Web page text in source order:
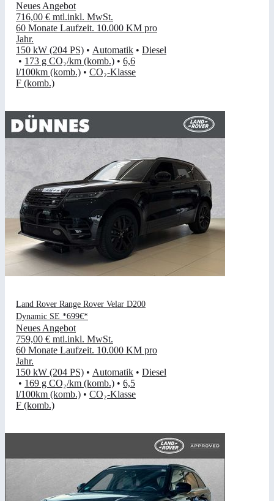
Neues Angebot
716,00 € mtl.inkl. MwSt.
60 Monate Laufzeit. 10.000 KM pro
Jahr.
150 kW (204 PS) • Automatik • Diesel
• 173 g CO₂/km (komb.) • 6,6
l/100km (komb.) • CO₂-Klasse
F (komb.)
Land Rover Range Rover Velar D200
Dynamic SE *699€*
Neues Angebot
759,00 € mtl.inkl. MwSt.
60 Monate Laufzeit. 10.000 KM pro
Jahr.
150 kW (204 PS) • Automatik • Diesel
• 169 g CO₂/km (komb.) • 6,5
l/100km (komb.) • CO₂-Klasse
F (komb.)